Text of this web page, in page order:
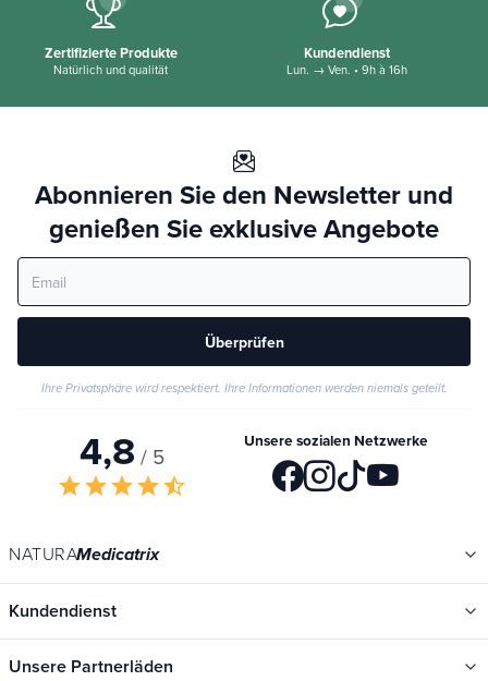
Zertifizierte Produkte
Natürlich und qualität
Kundendienst
Lun. → Ven. • 9h à 16h
Abonnieren Sie den Newsletter und
genießen Sie exklusive Angebote
Überprüfen
Ihre Privatsphäre wird respektiert. Ihre Informationen werden niemals geteilt.
4,8 / 5
starstarstarstarstar_half
Unsere sozialen Netzwerke
NATURAMedicatrix
Kundendienst
Unsere Partnerläden